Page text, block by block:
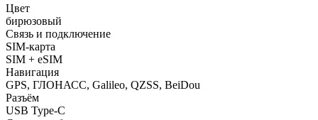
Цвет
бирюзовый
Связь и подключение
SIM-карта
SIM + eSIM
Навигация
GPS, ГЛОНАСС, Galileo, QZSS, BeiDou
Разъём
USB Type-C